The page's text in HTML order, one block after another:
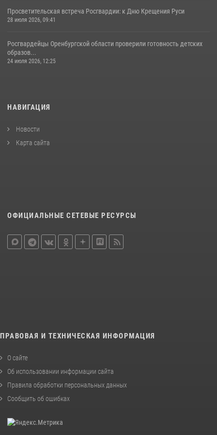
Просветительская встреча Росгвардии: к Дню Крещения Руси
28 июля 2026, 09:41
Росгвардейцы Оренбургской области проверили готовность детских
образов...
24 июля 2026, 12:25
НАВИГАЦИЯ
Новости
Карта сайта
ОФИЦИАЛЬНЫЕ СЕТЕВЫЕ РЕСУРСЫ
ПРАВОВАЯ И ТЕХНИЧЕСКАЯ ИНФОРМАЦИЯ
О сайте
Об использовании информации сайта
Правила обработки персональных данных
Сообщить об ошибках